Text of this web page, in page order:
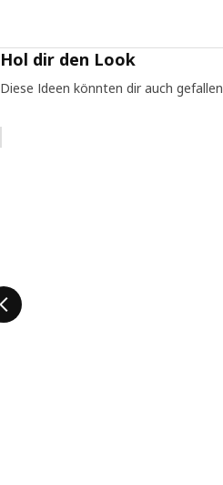
Hol dir den Look
Diese Ideen könnten dir auch gefallen